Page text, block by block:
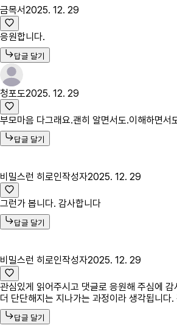
금목서2025. 12. 29
응원합니다.
답글 달기
청포도2025. 12. 29
부모마음 다그래요.괜히 알면서도.이해하면서
답글 달기
비밀스런 히로인작성자2025. 12. 29
그런가 봅니다. 감사합니다
답글 달기
비밀스런 히로인작성자2025. 12. 29
관심있게 읽어주시고 댓글로 응원해 주심에 감
더 단단해지는 지나가는 과정이라 생각됩니다.
답글 달기